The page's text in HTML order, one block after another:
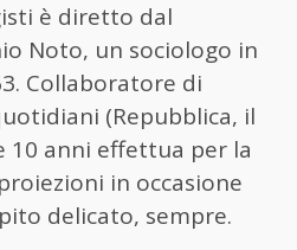
è diretto dal
Noto, un sociologo in
Collaboratore di
(Repubblica, il
10 anni effettua per la
in occasione
delicato, sempre.